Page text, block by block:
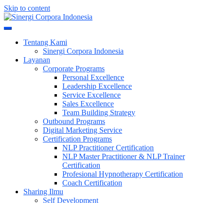
Skip to content
Sinergi Corpora Indonesia
Tentang Kami
Sinergi Corpora Indonesia
Layanan
Corporate Programs
Personal Excellence
Leadership Excellence
Service Excellence
Sales Excellence
Team Building Strategy
Outbound Programs
Digital Marketing Service
Certification Programs
NLP Practitioner Certification
NLP Master Practitioner & NLP Trainer
Certification
Profesional Hypnotherapy Certification
Coach Certification
Sharing Ilmu
Self Development